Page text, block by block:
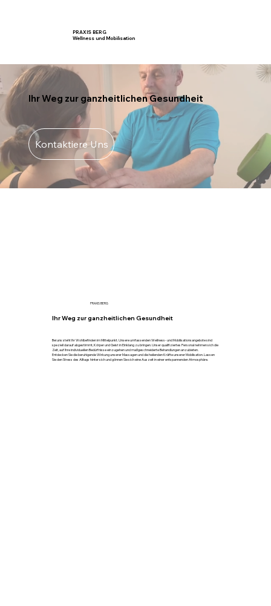
PRAXIS BERG
Wellness und Mobilisation
Ihr Weg zur ganzheitlichen Gesundheit
PRAXIS BERG
Ihr Weg zur ganzheitlichen Gesundheit
Bei uns steht Ihr Wohlbefinden im Mittelpunkt. Unsere umfassenden Wellness- und Mobilisationsangebote sind
speziell darauf abgestimmt, Körper und Geist in Einklang zu bringen. Unser qualifiziertes Personal nehmen sich die
Zeit, auf Ihre individuellen Bedürfnisse einzugehen und maßgeschneiderte Behandlungen anzubieten.
Entdecken Sie die beruhigende Wirkung unserer Massagen und die heilenden Kräfte unserer Mobilisation. Lassen
Sie den Stress des Alltags hinter sich und gönnen Sie sich eine Auszeit in einer entspannenden Atmosphäre.